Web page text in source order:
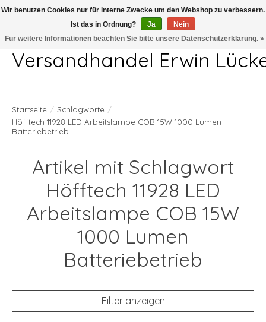
Telefon 04407 715872 MO-DO 7.00-17.00Uhr FR 7.00-13.00Uhr
Versandhandel Erwin
Startseite / Schlagworte /
Höfftech 11928 LED Arbeitslampe COB 15W 1000 Lumen
Batteriebetrieb
Artikel mit Schlagwort
Höfftech 11928 LED
Arbeitslampe COB 15W
1000 Lumen
Batteriebetrieb
Filter anzeigen
Wir benutzen Cookies nur für interne Zwecke um den Webshop zu verbessern.
Ist das in Ordnung?
Ja
Nein
Für weitere Informationen beachten Sie bitte unsere Datenschutzerklärung. »